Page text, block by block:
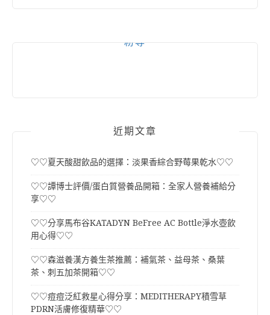
粉專
近期文章
♡♡夏天酸甜飲品的選擇：淡果香綜合野莓果乾水♡♡
♡♡譚博士評價/蛋白質營養品開箱：全家人營養補給分
享♡♡
♡♡分享馬布谷KATADYN BeFree AC Bottle淨水壺飲
用心得♡♡
♡♡森滋養漢方養生茶推薦：補氣茶、益母茶、桑葉
茶、刺五加茶開箱♡♡
♡♡痘痘泛紅救星心得分享：MEDITHERAPY積雪草
PDRN活膚修復精華♡♡